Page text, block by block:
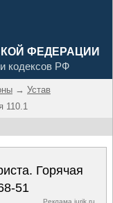
ФЕДЕРАЦИИ
кодексов РФ
→ Устав
110.1
Горячая
51
Реклама jurik.ru